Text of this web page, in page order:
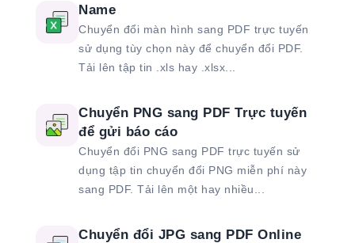
Name
Chuyển đổi màn hình sang PDF trực tuyến
sử dụng tùy chọn này để chuyển đổi PDF.
Tải lên tập tin .xls hay .xlsx...
Chuyển PNG sang PDF Trực tuyến
để gửi báo cáo
Chuyển đổi PNG sang PDF trực tuyến sử
dụng tập tin chuyển đổi PNG miễn phí này
sang PDF. Tải lên một hay nhiều...
Chuyển đổi JPG sang PDF Online